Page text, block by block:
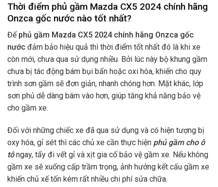
Thời điểm phủ gầm Mazda CX5 2024 chính hãng
Onzca gốc nước nào tốt nhất?
Để phủ gầm Mazda CX5 2024 chính hãng Onzca gốc
nước đảm bảo hiệu quả thì thời điểm tốt nhất đó là khi xe
còn mới, chưa qua sử dụng nhiều. Bởi lúc này bộ khung gầm
chưa bị tác động bám bụi bẩn hoặc oxi hóa, khiến cho quy
trình sơn gầm sẽ đơn giản, nhanh chóng hơn. Mặt khác, lớp
sơn phủ dễ dàng bám vào hơn, giúp tăng khả năng bảo vệ
cho gầm xe.
Đối với những chiếc xe đã qua sử dụng và có hiện tượng bị
oxy hóa, gỉ sét thì các chủ xe cần thực hiện phủ gầm cho ô
tôngay, tẩy đi vết gỉ và xịt gia cố bảo vệ gầm xe. Nếu không
gầm xe sẽ xuống cấp trầm trọng, ảnh hưởng kết cấu gầm xe
khiến chủ xế tốn kém rất nhiều chi phí sửa chữa.